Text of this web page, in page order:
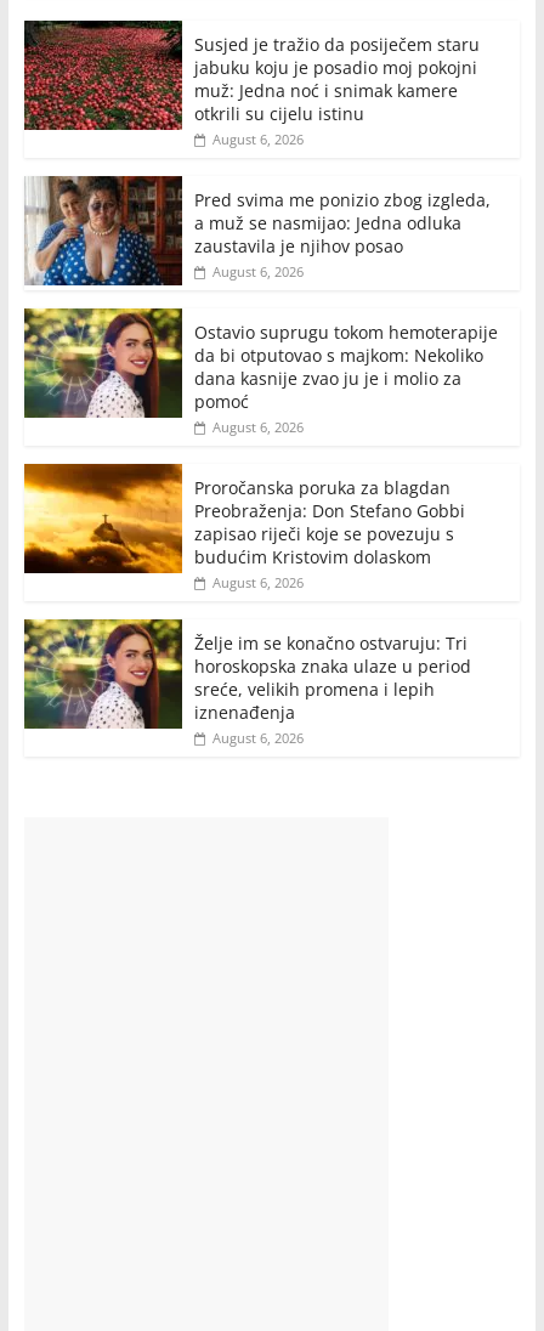
Susjed je tražio da posiječem staru
jabuku koju je posadio moj pokojni
muž: Jedna noć i snimak kamere
otkrili su cijelu istinu
August 6, 2026
Pred svima me ponizio zbog izgleda,
a muž se nasmijao: Jedna odluka
zaustavila je njihov posao
August 6, 2026
Ostavio suprugu tokom hemoterapije
da bi otputovao s majkom: Nekoliko
dana kasnije zvao ju je i molio za
pomoć
August 6, 2026
Proročanska poruka za blagdan
Preobraženja: Don Stefano Gobbi
zapisao riječi koje se povezuju s
budućim Kristovim dolaskom
August 6, 2026
Želje im se konačno ostvaruju: Tri
horoskopska znaka ulaze u period
sreće, velikih promena i lepih
iznenađenja
August 6, 2026